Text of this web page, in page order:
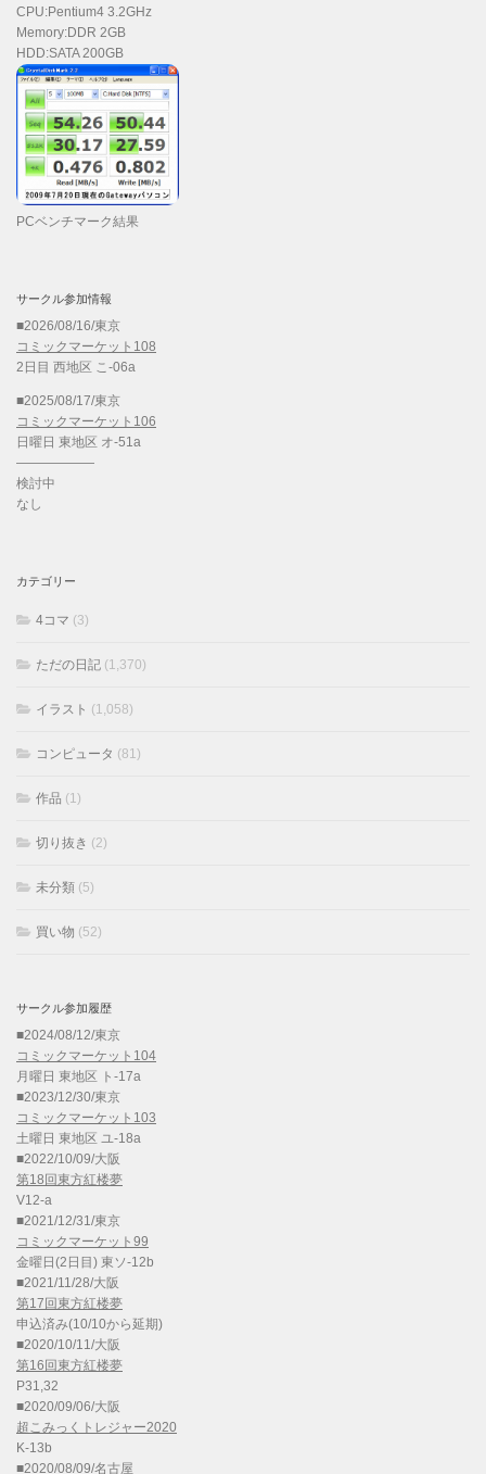
CPU:Pentium4 3.2GHz
Memory:DDR 2GB
HDD:SATA 200GB
PCベンチマーク結果
サークル参加情報
■2026/08/16/東京
コミックマーケット108
2日目 西地区 こ-06a
■2025/08/17/東京
コミックマーケット106
日曜日 東地区 オ-51a
——————
検討中
なし
カテゴリー
4コマ (3)
ただの日記 (1,370)
イラスト (1,058)
コンピュータ (81)
作品 (1)
切り抜き (2)
未分類 (5)
買い物 (52)
サークル参加履歴
■2024/08/12/東京
コミックマーケット104
月曜日 東地区 ト-17a
■2023/12/30/東京
コミックマーケット103
土曜日 東地区 ユ-18a
■2022/10/09/大阪
第18回東方紅楼夢
V12-a
■2021/12/31/東京
コミックマーケット99
金曜日(2日目) 東ソ-12b
■2021/11/28/大阪
第17回東方紅楼夢
申込済み(10/10から延期)
■2020/10/11/大阪
第16回東方紅楼夢
P31,32
■2020/09/06/大阪
超こみっくトレジャー2020
K-13b
■2020/08/09/名古屋